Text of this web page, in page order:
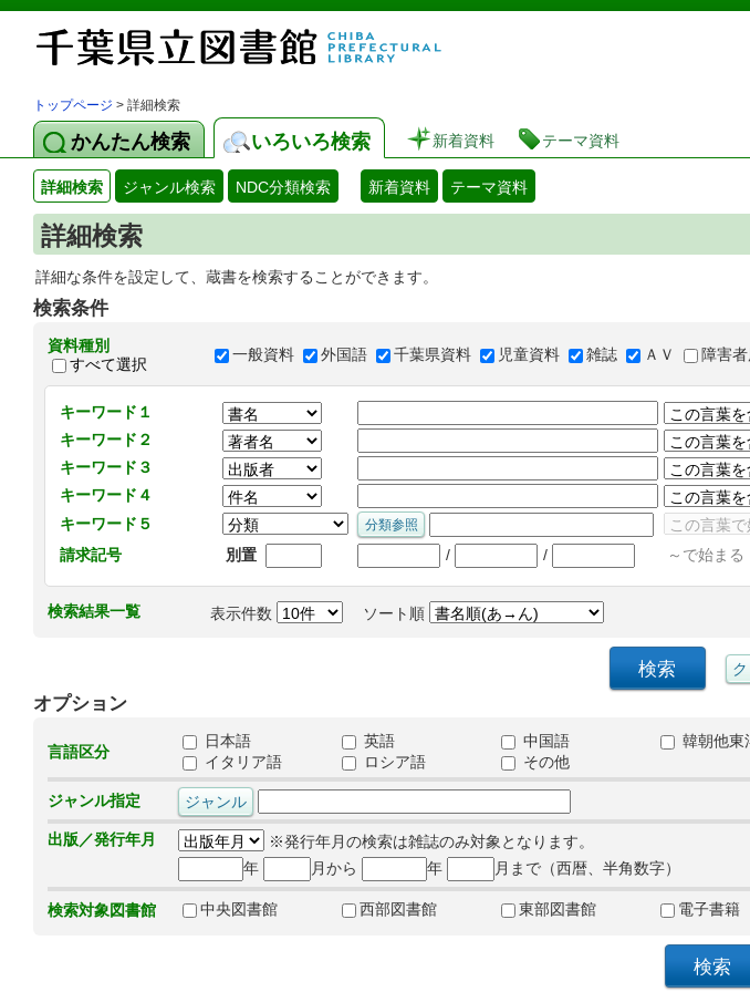
図書館 蔵書検索・予約システ
トップページ > 詳細検索
かんたん検索 いろいろ検索 新着資料 テーマ資料
詳細検索 ジャンル検索 NDC分類検索 新着資料 テーマ資料
詳細検索
詳細な条件を設定して、蔵書を検索することができます。
検索条件
資料種別
すべて選択
一般資料 外国語 千葉県資料 児童資料 雑誌 ＡＶ 障害者
キーワード１
キーワード２
キーワード３
キーワード４
キーワード５
請求記号
別置 / / ～で始まる
検索結果一覧 表示件数 ソート順
オプション
言語区分
日本語 英語 中国語 韓朝他東
イタリア語
ロシア語 その他
ジャンル指定
出版／発行年月
※発行年月の検索は雑誌のみ対象となります。
年
月から 年 月まで（西暦、半角数字）
検索対象図書館 中央図書館 西部図書館 東部図書館 電子書籍